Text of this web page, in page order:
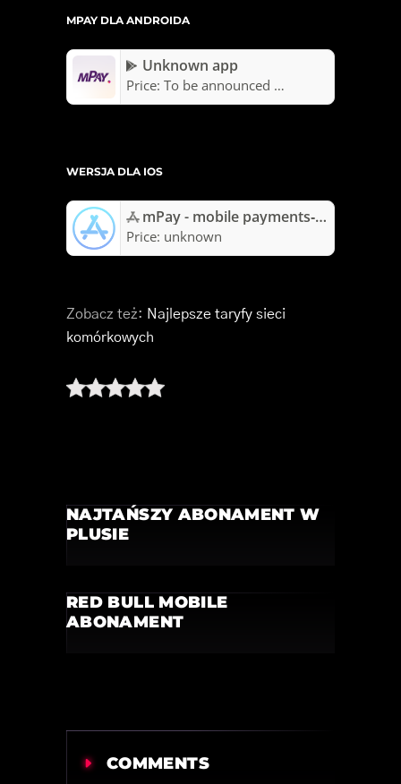
MPAY DLA ANDROIDA
Unknown app
Price: To be announced
WERSJA DLA IOS
mPay - mobile payments‑App – App Store
Price: unknown
Zobacz też: Najlepsze taryfy sieci
komórkowych
NAJTAŃSZY ABONAMENT W
PLUSIE
RED BULL MOBILE
ABONAMENT
COMMENTS